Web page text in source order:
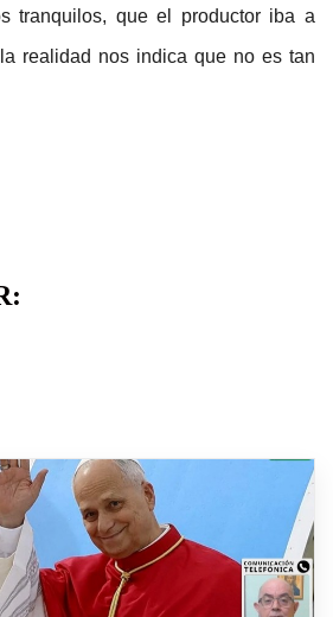
tranquilos, que el productor iba a
realidad nos indica que no es tan